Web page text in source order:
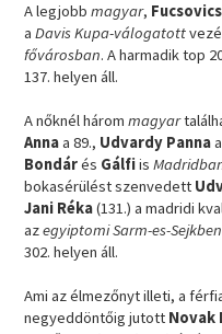
A legjobbmagyar,
aDavis Kupa-válogatott
fővárosban. A harmadik top
137. helyen áll.
A nőknél hárommagyar
Annaa 89., Udvardy Panna
Bondárés Gálfiis
bokasérülést szenvedett
Jani Réka(131.) a madridi
azegyiptomi Sarm-es-Sejkben
302. helyen áll.
Ami az élmezőnyt illeti, a
negyeddöntőig jutott Novak